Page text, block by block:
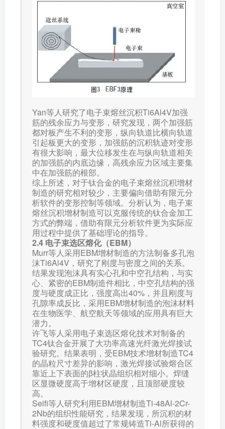
Yan等人研究了电子束熔丝沉积Ti6Al4V加强
筋的残余应力与变形，研究发现，两个加强筋
都对板产生不利的变形，纵向轨道比横向轨道
引起板更大的变形，加强筋的沉积轨迹对变形
有很大影响，最大位移发生在与纵向轨道相关
的加强筋的内底边缘，高残余应力区域主要集
中在加强筋的根部。
综上所述，对于钛合金的电子束熔丝沉积增材
制造的研究相对较少，主要偏向借助有限元分
析软件的变形控制等领域。分析认为，电子束
熔丝沉积增材制造可以克服传统的钛合金加工
方式的弊端，借助有限元分析软件更为实际应
用过程中提供了基础理论的指导。
2.4 电子束选区熔化（EBM）
Murr等人采用EBM增材制造的方法制备多孔泡
沫Ti6Al4V，研究了刚度与密度之间的关系。
结果发现泡沫具有实心孔和中空孔结构，与实
心、紧密的EBM制造件相比，中空孔结构的强
度与硬度成正比，强度高出40%，并且刚度与
孔隙率成反比，采用EBM增材制造的泡沫材料
在生物医学、航空航天等领域的应用具有巨大
潜力。
许飞等人采用电子束选区熔化技术对制备的
TC4钛合金开展了大功率高速光纤激光焊接试
验研究。结果表明，受EBM技术增材制造TC4
的晶粒尺寸差异的影响，激光焊接试验熔合区
靠近上下表面的β柱状晶组织相对细小。焊缝
区显微硬度高于增材区硬度，且顶部硬度较
高。
Seifi等人研究利用EBM增材制造Ti-48Al-2Cr-
2Nb的组织性能研究，结果发现，所沉积的材
料强度和硬度值超过了常规铸造Ti-Al所获得的